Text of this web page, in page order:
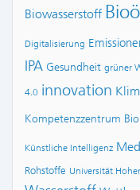
Biowasserstoff
Digitalisierung
IPA Gesundheit grüner
4.0 innovation
Kompetenzzentrum
Künstliche Intelligenz
Rohstoffe Universität